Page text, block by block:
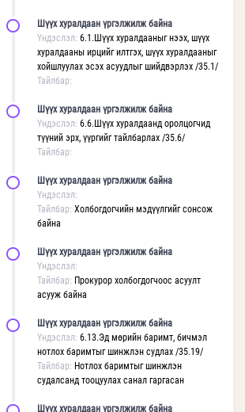
Шүүх хуралдаан үргэлжилж байна
Үндэслэл: 6.1.Шүүх хуралдааныг нээх, шүүх
хуралдааны ирцийг илтгэх, шүүх хуралдааныг
хойшлуулах эсэх асуудлыг шийдвэрлэх /35.1/
Тайлбар:
Шүүх хуралдаан үргэлжилж байна
Үндэслэл: 6.6.Шүүх хуралдаанд оролцогчид
түүний эрх, үүргийг тайлбарлах /35.6/
Тайлбар:
Шүүх хуралдаан үргэлжилж байна
Үндэслэл:
Тайлбар: Холбогдогчийн мэдүүлгийг сонсож
байна
Шүүх хуралдаан үргэлжилж байна
Үндэслэл:
Тайлбар: Прокурор холбогдогчоос асуулт
асууж байна
Шүүх хуралдаан үргэлжилж байна
Үндэслэл: 6.13.Эд мөрийн баримт, бичмэл
нотлох баримтыг шинжлэн судлах /35.19/
Тайлбар: Нотлох баримтыг шинжлэн
судалсанд тооцуулах санал гаргасан
Шүүх хуралдаан үргэлжилж байна